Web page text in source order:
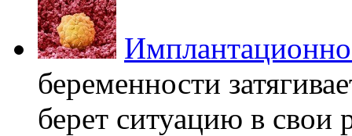
беременности
берет ситуацию в свои